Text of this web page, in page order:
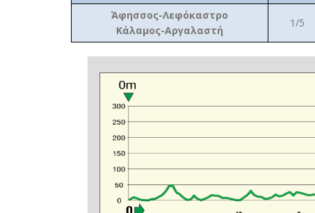
Άφησσος-Λεφόκαστρο
Κάλαμος-Αργαλαστή
1/5